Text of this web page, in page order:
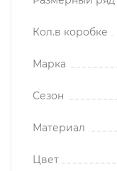
Кол.в коробке
Марка
Сезон
Материал
Цвет